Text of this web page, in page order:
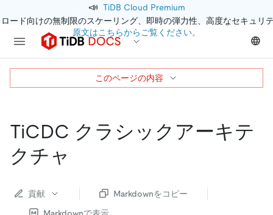
📣 TiDB Cloud Premium
ード向けの無制限のスケーリング、即時の弾力性、高度なセキュリ
原文はこちらからご覧ください。
TiCDC クラシックアーキテ
クチャ
貢献
Markdownをコピー
Markdownで表示
このページの内容